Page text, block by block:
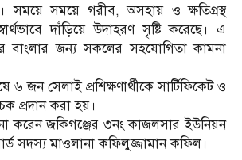
সময়ে গরীব, অসহায় ও ক্ষতিগ্রস্থ
দাঁড়িয়ে উদাহরণ সৃষ্টি করেছে। এ
বাংলার জন্য সকলের সহযোগিতা কামনা
৬ জন সেলাই প্রশিক্ষণার্থীকে সার্টিফিকেট ও
প্রদান করা হয়।
করেন জকিগঞ্জের ৩নং কাজলসার ইউনিয়ন
সদস্য মাওলানা কফিলুজ্জামান কফিল।